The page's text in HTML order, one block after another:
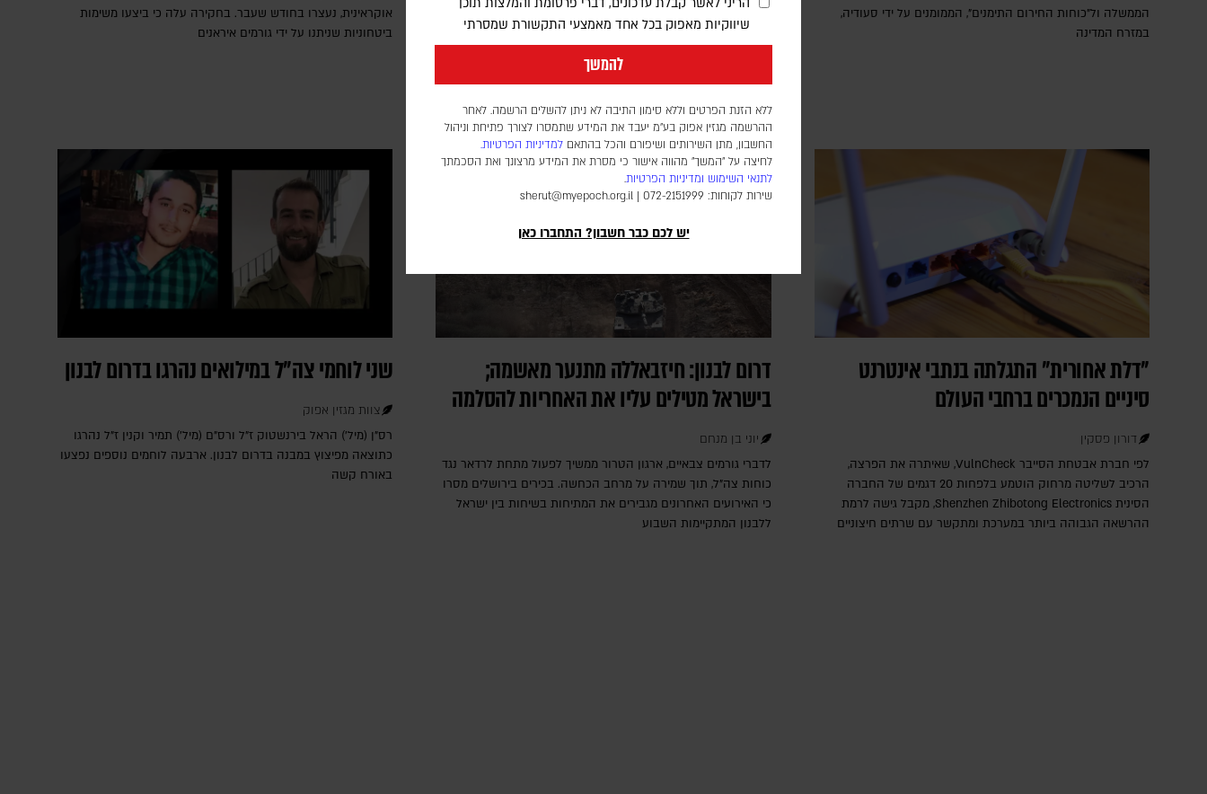
שיווקיות מאפוק בכל אחד מאמצעי התקשורת שמסרתי
להמשך
ללא הזנת הפרטים וללא סימון התיבה לא ניתן להשלים הרשמה. לאחר
ההרשמה מגזין אפוק בע״מ יעבד את המידע שתמסרו לצורך פתיחת וניהול
החשבון, מתן השירותים ושיפורם והכל בהתאם למדיניות הפרטיות.
לחיצה על "המשך" מהווה אישור כי מסרת את המידע מרצונך ואת הסכמתך
לתנאי השימוש ומדיניות הפרטיות.
שירות לקוחות: 072-2151999 |
sherut@myepoch.org.il
יש לכם כבר חשבון? התחברו כאן
הממשלה ול"כוחות החירום התימנים", הממומנים על ידי סעודיה,
במזרח המדינה
בהודעה משותפת, גינו שרי החוץ של קטאר, ירדן, איחוד האמירויות,
אינדונזיה, פקיסטן, טורקיה, סעודיה ומצרים, את המשך הפעילות
הישראלית ברצועה, שלטענתם פוגעת במאמצים להתקדם לשלב
הבא בתוכנית לסיום המלחמה
אוקראינית, נעצרו בחודש שעבר. בחקירה עלה כי ביצעו משימות
ביטחוניות שניתנו על ידי גורמים איראנים
"דלת אחורית" התגלתה בנתבי אינטרנט
סיניים הנמכרים ברחבי העולם
דורון פסקין
לפי חברת אבטחת הסייבר VulnCheck‎, שאיתרה את הפרצה,
הרכיב לשליטה מרחוק הוטמע בלפחות 20 דגמים של החברה
הסינית Shenzhen Zhibotong Electronics‎, מקבל גישה לרמת
ההרשאה הגבוהה ביותר במערכת ומתקשר עם שרתים חיצוניים
דרום לבנון: חיזבאללה מתנער מאשמה;
בישראל מטילים עליו את האחריות להסלמה
יוני בן מנחם
לדברי גורמים צבאיים, ארגון הטרור ממשיך לפעול מתחת לרדאר נגד
כוחות צה"ל, תוך שמירה על מרחב הכחשה. בכירים בירושלים מסרו
כי האירועים האחרונים מגבירים את המתיחות בשיחות בין ישראל
ללבנון המתקיימות השבוע
שני לוחמי צה"ל במילואים נהרגו בדרום לבנון
צוות מגזין אפוק
רס"ן (מיל') הראל בירנשטוק ז"ל ורס"ם (מיל') תמיר וקנין ז"ל נהרגו
כתוצאה מפיצוץ במבנה בדרום לבנון. ארבעה לוחמים נוספים נפצעו
באורח קשה